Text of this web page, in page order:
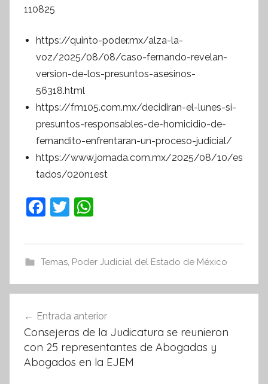
110825
https://quinto-poder.mx/alza-la-
voz/2025/08/08/caso-fernando-revelan-
version-de-los-presuntos-asesinos-
56318.html
https://fm105.com.mx/decidiran-el-lunes-si-
presuntos-responsables-de-homicidio-de-
fernandito-enfrentaran-un-proceso-judicial/
https://www.jornada.com.mx/2025/08/10/es
tados/020n1est
F
e
b
o
k
T
er s
A
p
Temas, Poder Judicial del Estado de México
de
entradas
Entrada anterior
Consejeras de la Judicatura se reunieron
con 25 representantes de Abogadas y
Abogados en la EJEM